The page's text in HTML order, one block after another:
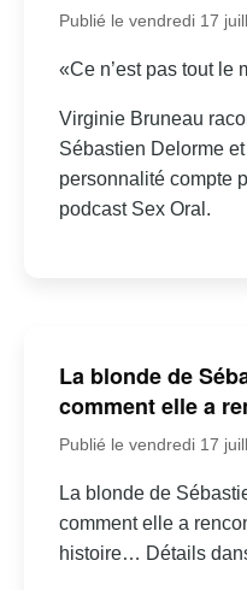
Publié le vendredi 17
«Ce n’est pas tout le
Virginie Bruneau
Sébastien Delorme
personnalité compte
podcast Sex Oral.
La blonde de
comment elle a
Publié le vendredi 17
La blonde de
comment elle a
histoire… Détails